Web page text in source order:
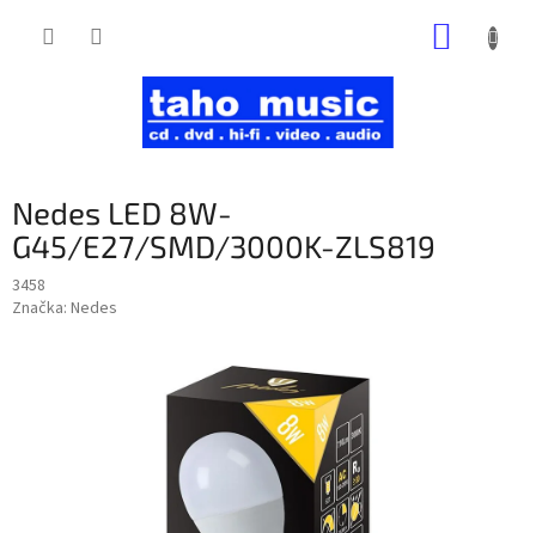
Nedes LED 8W-
G45/E27/SMD/3000K-ZLS819
3458
Značka: Nedes